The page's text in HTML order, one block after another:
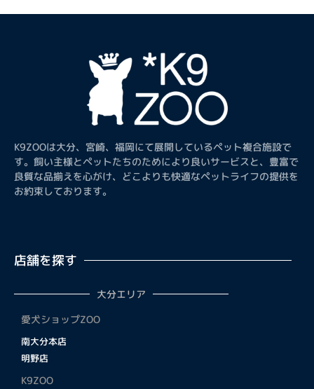
K9ZOOは大分、宮崎、福岡にて展開しているペット複合施設で
す。飼い主様とペットたちのためにより良いサービスと、豊富で
良質な品揃えを心がけ、どこよりも快適なペットライフの提供を
お約束しております。
店舗を探す
大分エリア
愛犬ショップZOO
南大分本店
明野店
K9ZOO